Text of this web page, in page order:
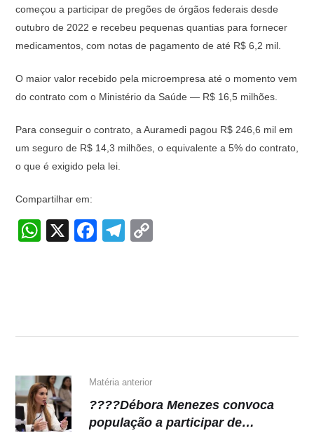
começou a participar de pregões de órgãos federais desde
outubro de 2022 e recebeu pequenas quantias para fornecer
medicamentos, com notas de pagamento de até R$ 6,2 mil.
O maior valor recebido pela microempresa até o momento vem
do contrato com o Ministério da Saúde — R$ 16,5 milhões.
Para conseguir o contrato, a Auramedi pagou R$ 246,6 mil em
um seguro de R$ 14,3 milhões, o equivalente a 5% do contrato,
o que é exigido pela lei.
Compartilhar em:
W
p
X
F
o
k
T
m n
Matéria anterior
????Débora Menezes convoca
população a participar de